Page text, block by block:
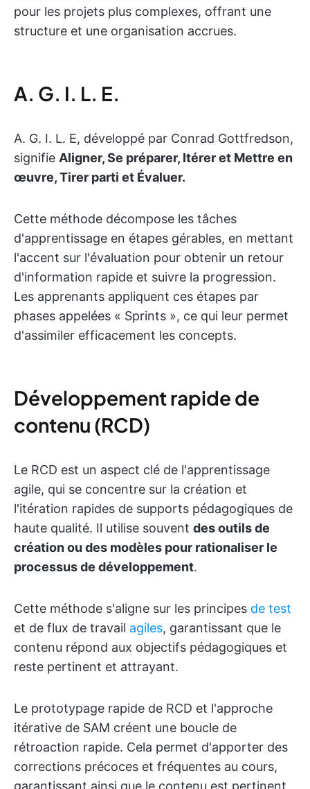
pour les projets plus complexes, offrant une
structure et une organisation accrues.
A. G. I. L. E.
A. G. I. L. E, développé par Conrad Gottfredson,
signifie Aligner, Se préparer, Itérer et Mettre en
œuvre, Tirer parti et Évaluer.
Cette méthode décompose les tâches
d'apprentissage en étapes gérables, en mettant
l'accent sur l'évaluation pour obtenir un retour
d'information rapide et suivre la progression.
Les apprenants appliquent ces étapes par
phases appelées « Sprints », ce qui leur permet
d'assimiler efficacement les concepts.
Développement rapide de
contenu (RCD)
Le RCD est un aspect clé de l'apprentissage
agile, qui se concentre sur la création et
l'itération rapides de supports pédagogiques de
haute qualité. Il utilise souvent des outils de
création ou des modèles pour rationaliser le
processus de développement.
Cette méthode s'aligne sur les principes de test
et de flux de travail agiles, garantissant que le
contenu répond aux objectifs pédagogiques et
reste pertinent et attrayant.
Le prototypage rapide de RCD et l'approche
itérative de SAM créent une boucle de
rétroaction rapide. Cela permet d'apporter des
corrections précoces et fréquentes au cours,
garantissant ainsi que le contenu est pertinent